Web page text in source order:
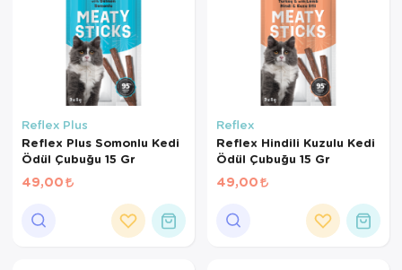
Reflex Plus
Reflex Plus Somonlu Kedi
Ödül Çubuğu 15 Gr
49,00
Reflex
Reflex Hindili Kuzulu Kedi
Ödül Çubuğu 15 Gr
49,00